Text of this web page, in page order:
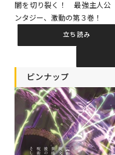
闇を切り裂く！ 最強主人公
ンタジー、激動の第３巻！
立ち読み
ピンナップ